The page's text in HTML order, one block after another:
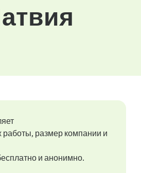
работы, размер компании и
и анонимно.